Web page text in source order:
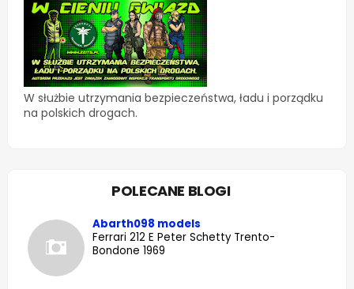
W służbie utrzymania bezpieczeństwa, ładu i porządku
na polskich drogach.
POLECANE BLOGI
Abarth098 models
Ferrari 212 E Peter Schetty Trento-
Bondone 1969